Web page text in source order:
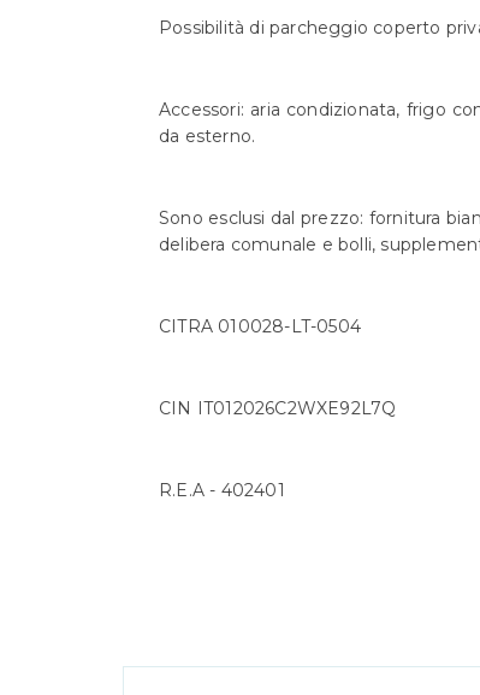
Possibilità di parcheggio coperto
Accessori: aria condizionata, frigo
da esterno.
Sono esclusi dal prezzo: fornitura
delibera comunale e bolli,
CITRA 010028-LT-0504
CIN IT012026C2WXE92L7Q
R.E.A - 402401